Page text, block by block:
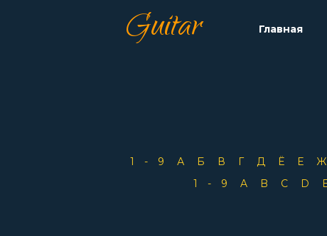
Guitar Главная
1-9 А Б В Г Д Ё Е
1-9
A B C D